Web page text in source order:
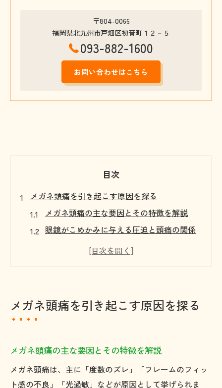
〒804-0066
福岡県北九州市戸畑区初音町１２－５
093-882-1600
お問い合わせはこちら
目次
メガネ頭痛を引き起こす原因を探る
メガネ頭痛の主な要因とその特徴を解説
眼鏡がこめかみに与える圧迫と頭痛の関係
フレームのフィット感が頭痛に及ぼす影響
光過敏や度数調整が頭痛に与える影響
光過敏症がメガネ頭痛を誘発する仕組みと
度数調整ミスが頭痛や眼精疲労を悪化させ
偏頭痛と光の刺激が重なる場合の対処法
メガネ頭痛を引き起こす原因を探る
メガネ頭痛の主な要因とその特徴を解説
メガネ頭痛は、主に「度数のズレ」「フレームのフィッ
ト感の不良」「光過敏」などが原因として挙げられま